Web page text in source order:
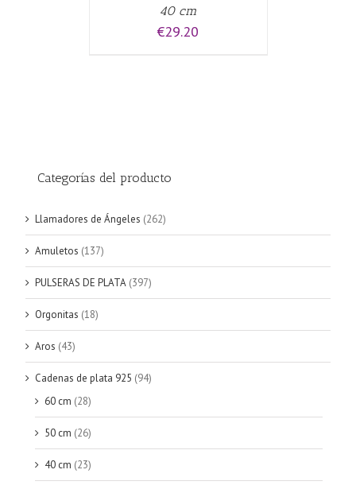
40 cm
€29.20
Categorías del producto
Llamadores de Ángeles (262)
Amuletos (137)
PULSERAS DE PLATA (397)
Orgonitas (18)
Aros (43)
Cadenas de plata 925 (94)
60 cm (28)
50 cm (26)
40 cm (23)